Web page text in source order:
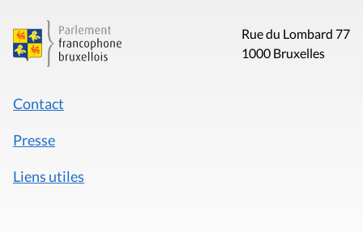
Rue du Lombard 77
1000 Bruxelles
Contact
Presse
Liens utiles